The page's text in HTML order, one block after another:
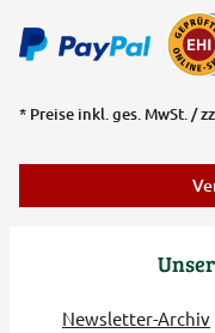
Newsletter-Archiv
* Preise inkl. ges. MwSt. /